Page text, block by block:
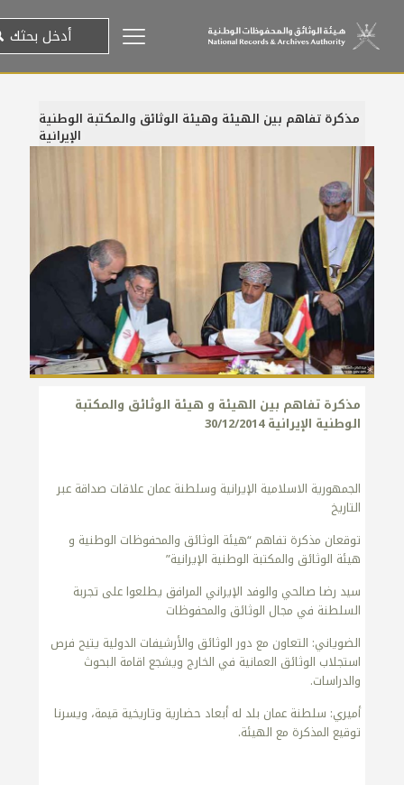
مذكرة تفاهم بين الهيئة وهيئة الوثائق والمكتبة الوطنية
الإيرانية
مذكرة تفاهم بين الهيئة و هيئة الوثائق والمكتبة
الوطنية الإيرانية 30/12/2014
الجمهورية الاسلامية الإيرانية وسلطنة عمان علاقات صداقة عبر
التاريخ
توقعان مذكرة تفاهم “هيئة الوثائق والمحفوظات الوطنية و
هيئة الوثائق والمكتبة الوطنية الإيرانية”
سيد رضا صالحي والوفد الإيراني المرافق يطلعوا على تجربة
السلطنة في مجال الوثائق والمحفوظات
الضوياني: التعاون مع دور الوثائق والأرشيفات الدولية يتيح فرص
استجلاب الوثائق العمانية في الخارج ويشجع اقامة البحوث
والدراسات.
أميري: سلطنة عمان بلد له أبعاد حضارية وتاريخية قيمة، ويسرنا
توقيع المذكرة مع الهيئة.